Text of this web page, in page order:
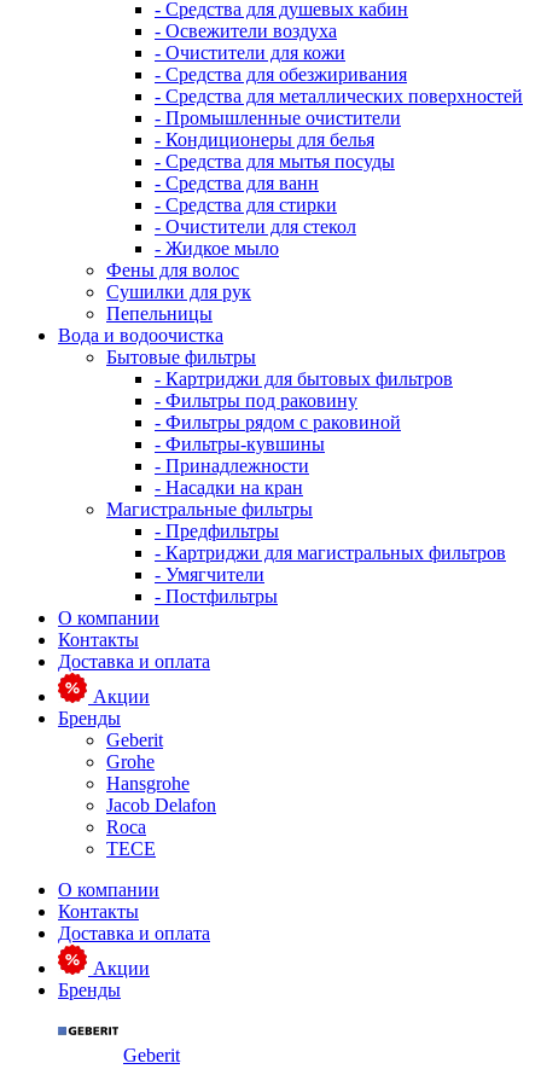
- Средства для душевых кабин
- Освежители воздуха
- Очистители для кожи
- Средства для обезжиривания
- Средства для металлических поверхностей
- Промышленные очистители
- Кондиционеры для белья
- Средства для мытья посуды
- Средства для ванн
- Средства для стирки
- Очистители для стекол
- Жидкое мыло
Фены для волос
Сушилки для рук
Пепельницы
Вода и водоочистка
Бытовые фильтры
- Картриджи для бытовых фильтров
- Фильтры под раковину
- Фильтры рядом с раковиной
- Фильтры-кувшины
- Принадлежности
- Насадки на кран
Магистральные фильтры
- Предфильтры
- Картриджи для магистральных фильтров
- Умягчители
- Постфильтры
О компании
Контакты
Доставка и оплата
Акции
Бренды
Geberit
Grohe
Hansgrohe
Jacob Delafon
Roca
TECE
О компании
Контакты
Доставка и оплата
Акции
Бренды
Geberit